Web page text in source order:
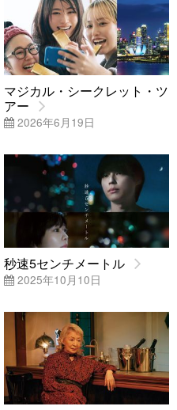
マジカル・シークレット・ツ
アー
2026年6月19日
秒速5センチメートル
2025年10月10日